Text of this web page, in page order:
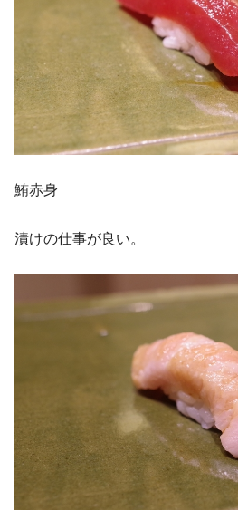
鮪赤身
漬けの仕事が良い。